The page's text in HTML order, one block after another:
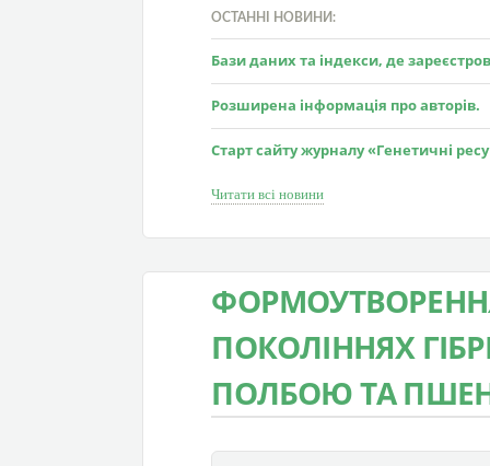
ОСТАННІ НОВИНИ:
Бази даних та індекси, де
Розширена інформація про авторів.
Старт сайту журналу «Генетичні
Читати всі новини
ПОКОЛІННЯХ
ПОЛБОЮ ТА